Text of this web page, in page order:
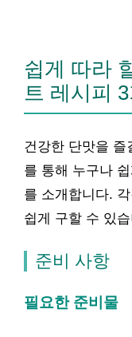
쉽게 따라
트 레시피 3
건강한 단맛을 즐
를 통해 누구나
를 소개합니다.
쉽게 구할 수 있
준비 사항
필요한 준비물